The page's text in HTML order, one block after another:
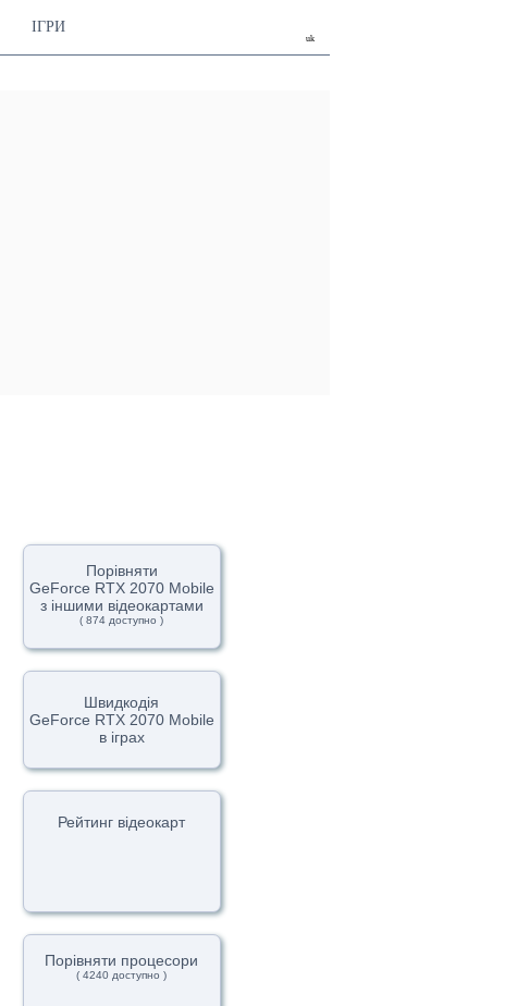
uk
ІГРИ
Порівняти
GeForce RTX 2070 Mobile
з іншими відеокартами
( 874 доступно )
Швидкодія
GeForce RTX 2070 Mobile
в іграх
Рейтинг відеокарт
Порівняти процесори
( 4240 доступно )